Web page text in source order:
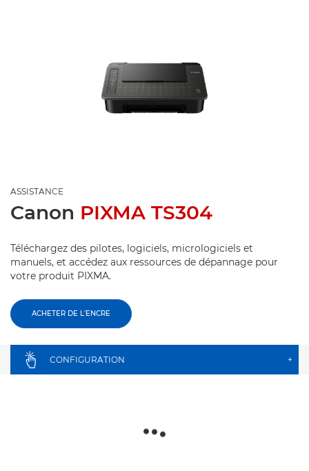
ASSISTANCE
Canon PIXMA TS304
Téléchargez des pilotes, logiciels, micrologiciels et
manuels, et accédez aux ressources de dépannage pour
votre produit PIXMA.
ACHETER DE L'ENCRE
CONFIGURATION +